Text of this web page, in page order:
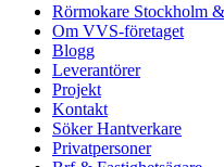
Rörmokare Stockholm &
Om VVS-företaget
Blogg
Leverantörer
Projekt
Kontakt
Söker Hantverkare
Privatpersoner